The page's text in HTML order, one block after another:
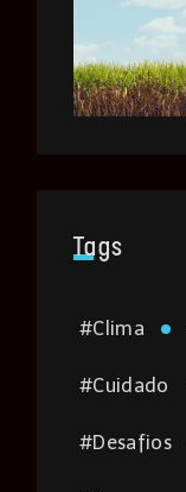
Tags
Clima
#
Cuidado
#
Desafios
#